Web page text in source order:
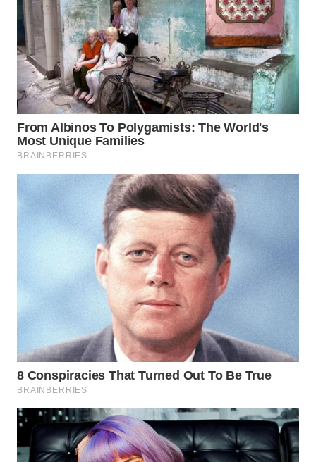
PRIANGAN
TIMUR
WN
SEMARANG
SOLO
WN
BOROBUDUR
NATUNA
WN
BINTAN
WN
MANDALIKA